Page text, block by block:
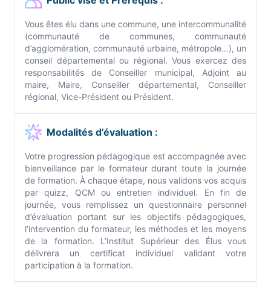
Vous êtes élu dans une commune, une intercommunalité
(communauté de communes, communauté
d’agglomération, communauté urbaine, métropole…), un
conseil départemental ou régional. Vous exercez des
responsabilités de Conseiller municipal, Adjoint au
maire, Maire, Conseiller départemental, Conseiller
régional, Vice-Président ou Président.
Modalités d’évaluation :
Votre progression pédagogique est accompagnée avec
bienveillance par le formateur durant toute la journée
de formation. À chaque étape, nous validons vos acquis
par quizz, QCM ou entretien individuel. En fin de
journée, vous remplissez un questionnaire personnel
d’évaluation portant sur les objectifs pédagogiques,
l’intervention du formateur, les méthodes et les moyens
de la formation. L’Institut Supérieur des Élus vous
délivrera un certificat individuel validant votre
participation à la formation.